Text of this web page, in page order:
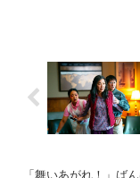
「舞いあがれ！」ば